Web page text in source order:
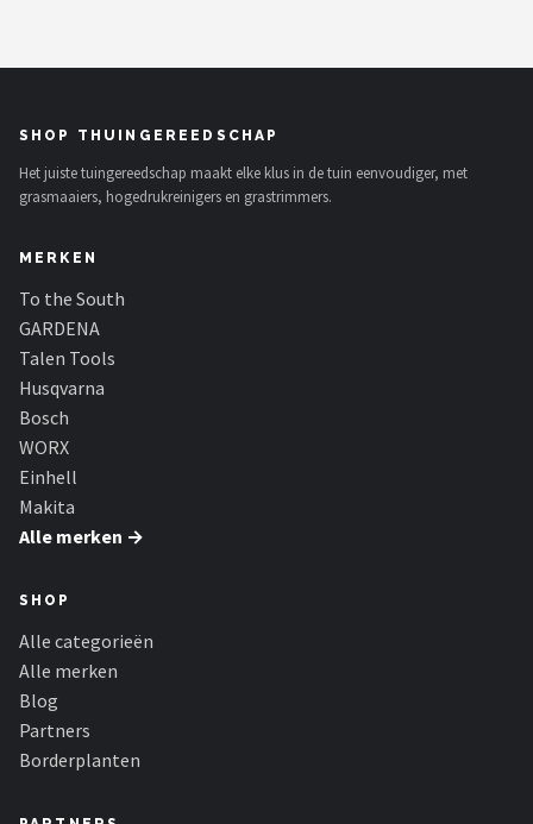
SHOP THUINGEREEDSCHAP
Het juiste tuingereedschap maakt elke klus in de tuin eenvoudiger, met
grasmaaiers, hogedrukreinigers en grastrimmers.
MERKEN
To the South
GARDENA
Talen Tools
Husqvarna
Bosch
WORX
Einhell
Makita
Alle merken →
SHOP
Alle categorieën
Alle merken
Blog
Partners
Borderplanten